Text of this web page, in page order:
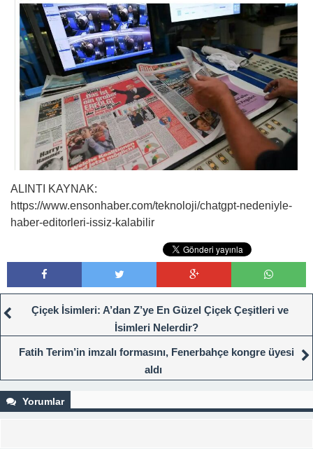
ALINTI KAYNAK:
https://www.ensonhaber.com/teknoloji/chatgpt-nedeniyle-
haber-editorleri-issiz-kalabilir
Çiçek İsimleri: A’dan Z’ye En Güzel Çiçek Çeşitleri ve
İsimleri Nelerdir?
Fatih Terim’in imzalı formasını, Fenerbahçe kongre üyesi
aldı
Yorumlar